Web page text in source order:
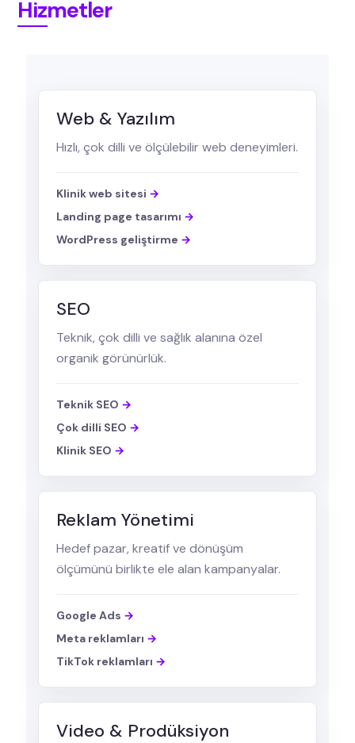
Hizmetler
Web & Yazılım
Hızlı, çok dilli ve ölçülebilir web deneyimleri.
Klinik web sitesi
Landing page tasarımı
WordPress geliştirme
SEO
Teknik, çok dilli ve sağlık alanına özel
organik görünürlük.
Teknik SEO
Çok dilli SEO
Klinik SEO
Reklam Yönetimi
Hedef pazar, kreatif ve dönüşüm
ölçümünü birlikte ele alan kampanyalar.
Google Ads
Meta reklamları
TikTok reklamları
Video & Prodüksiyon